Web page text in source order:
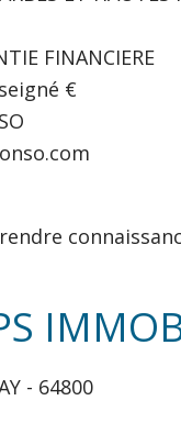
FINANCIERE
€
- 64800